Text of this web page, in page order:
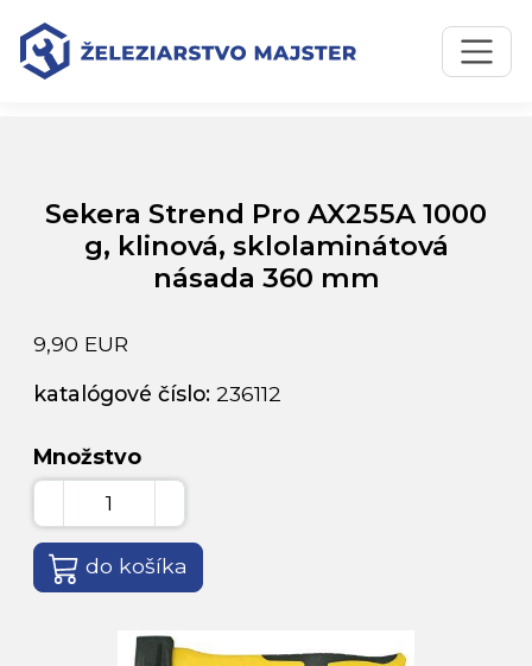
Preskočiť na obsah
Preskočiť na hlavné menu
Úvodná stránka
Sekera Strend Pro AX255A 1000 g, klinová, sklolaminátová
násada 360 mm
Sekera Strend Pro AX255A 1000
g, klinová, sklolaminátová
násada 360 mm
9,90 EUR
katalógové číslo: 236112
Množstvo
do košíka